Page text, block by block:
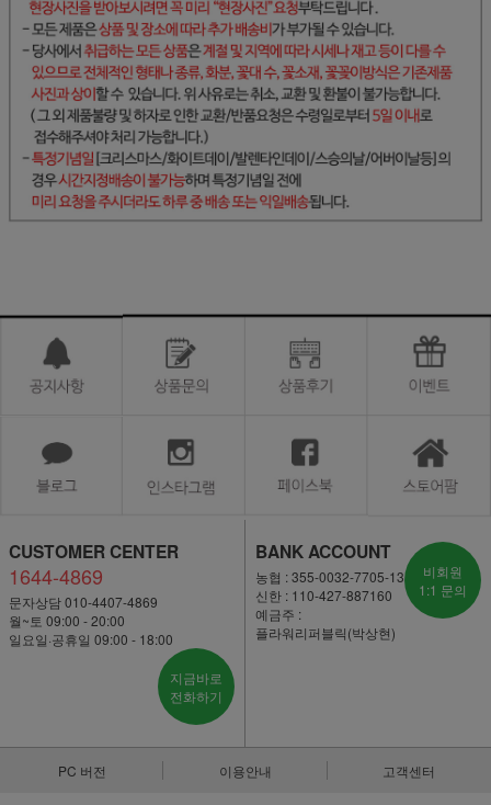
CUSTOMER CENTER
1644-4869
문자상담 010-4407-4869
월~토 09:00 - 20:00
일요일·공휴일 09:00 - 18:00
지금바로
전화하기
BANK ACCOUNT
농협 : 355-0032-7705-13
신한 : 110-427-887160
예금주 :
플라워리퍼블릭(박상현)
비회원
1:1 문의
PC 버전 이용안내 고객센터